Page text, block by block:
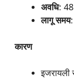
अवधि:
लागू समय
कारण
इजरायली